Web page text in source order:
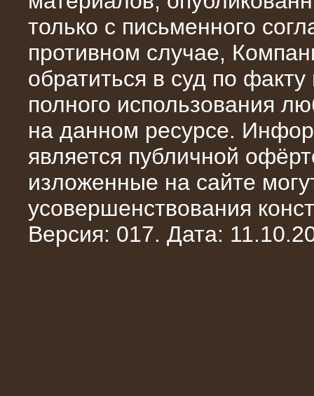
10.04.2015
Аренда нагрузочного модуля 4 МВт,
10 кВ
только с письменного
противном случае,
обратиться в суд по
полного использования
на данном ресурсе.
является публичной
изложенные на сайте
усовершенствования
Версия: 017. Дата: